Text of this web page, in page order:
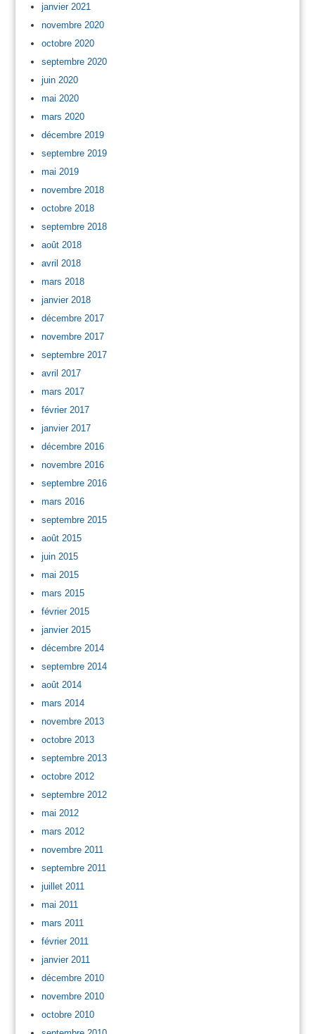
janvier 2021
novembre 2020
octobre 2020
septembre 2020
juin 2020
mai 2020
mars 2020
décembre 2019
septembre 2019
mai 2019
novembre 2018
octobre 2018
septembre 2018
août 2018
avril 2018
mars 2018
janvier 2018
décembre 2017
novembre 2017
septembre 2017
avril 2017
mars 2017
février 2017
janvier 2017
décembre 2016
novembre 2016
septembre 2016
mars 2016
septembre 2015
août 2015
juin 2015
mai 2015
mars 2015
février 2015
janvier 2015
décembre 2014
septembre 2014
août 2014
mars 2014
novembre 2013
octobre 2013
septembre 2013
octobre 2012
septembre 2012
mai 2012
mars 2012
novembre 2011
septembre 2011
juillet 2011
mai 2011
mars 2011
février 2011
janvier 2011
décembre 2010
novembre 2010
octobre 2010